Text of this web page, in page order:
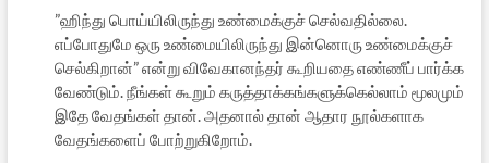
”ஹிந்து பொய்யிலிருந்து உண்மைக்குச் செல்வதில்லை.
எப்போதுமே ஒரு உண்மையிலிருந்து இன்னொரு உண்மைக்குச்
செல்கிறான்” என்று விவேகானந்தர் கூறியதை எண்ணீப் பார்க்க
வேண்டும். நீங்கள் கூறும் கருத்தாக்கங்களுக்கெல்லாம் மூலமும்
இதே வேதங்கள் தான். அதனால் தான் ஆதார நூல்களாக
வேதங்களைப் போற்றுகிறோம்.